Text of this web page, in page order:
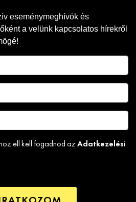
eseménymeghívók és
a velünk kapcsolatos hírekről
ell kell fogadnod az Adatkezelési